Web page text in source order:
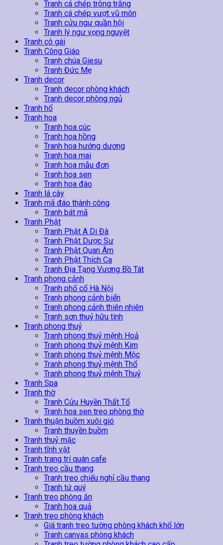
Tranh cá chép trông trăng
Tranh cá chép vượt vũ môn
Tranh cửu ngư quần hội
Tranh lý ngư vọng nguyệt
Tranh cô gái
Tranh Công Giáo
Tranh chúa Giesu
Tranh Đức Mẹ
Tranh decor
Tranh decor phòng khách
Tranh decor phòng ngủ
Tranh hổ
Tranh hoa
Tranh hoa cúc
Tranh hoa hồng
Tranh hoa hướng dương
Tranh hoa mai
Tranh hoa mẫu đơn
Tranh hoa sen
Tranh hoa đào
Tranh lá cây
Tranh mã đáo thành công
Tranh bát mã
Tranh Phật
Tranh Phật A Di Đà
Tranh Phật Dược Sư
Tranh Phật Quan Âm
Tranh Phật Thích Ca
Tranh Địa Tạng Vương Bồ Tát
Tranh phong cảnh
Tranh phố cổ Hà Nội
Tranh phong cảnh biển
Tranh phong cảnh thiên nhiên
Tranh sơn thuỷ hữu tình
Tranh phong thuỷ
Tranh phong thuỷ mệnh Hoả
Tranh phong thuỷ mệnh Kim
Tranh phong thuỷ mệnh Mộc
Tranh phong thuỷ mệnh Thổ
Tranh phong thuỷ mệnh Thuỷ
Tranh Spa
Tranh thờ
Tranh Cửu Huyền Thất Tổ
Tranh hoa sen treo phòng thờ
Tranh thuận buồm xuôi gió
Tranh thuyền buồm
Tranh thuỷ mặc
Tranh tĩnh vật
Tranh trang trí quán cafe
Tranh treo cầu thang
Tranh treo chiếu nghỉ cầu thang
Tranh tứ quý
Tranh treo phòng ăn
Tranh hoa quả
Tranh treo phòng khách
Giá tranh treo tường phòng khách khổ lớn
Tranh canvas phòng khách